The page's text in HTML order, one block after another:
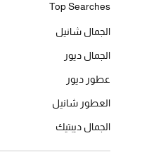
Top Searches
الجمال شانيل
الجمال ديور
عطور ديور
العطور شانيل
الجمال ديبتيك